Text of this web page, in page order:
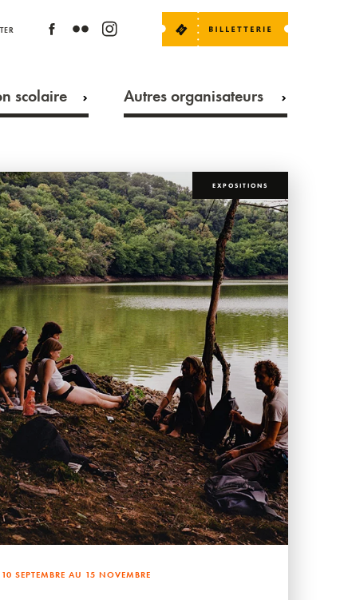
scolaire Autres organisateurs
EXPOSITIONS
10 SEPTEMBRE AU 15 NOVEMBRE